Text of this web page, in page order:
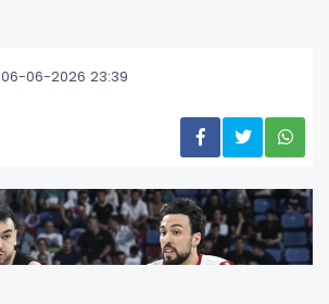
06-06-2026 23:39